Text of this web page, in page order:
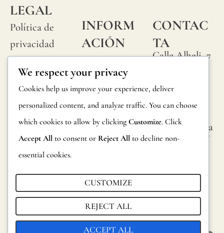
LEGAL
Política de
privacidad
Política de
cookies
Condiciones
generales
Aviso legal
INFORM
ACIÓN
Preguntas
frecuentes
Información
productos
Catalogo para
distribuidores
Sostenibilidad
CONTAC
TA
Calle Alheli, 7
de la Victoria
Málaga,
España
hola@jamesma
lonefabrics.co
m
Fabrics,
2021
We respect your privacy
Cookies help us improve your experience, deliver
personalized content, and analyze traffic. You can choose
which cookies to allow by clicking Customize. Click
Accept All to consent or Reject All to decline non-
essential cookies.
CUSTOMIZE
REJECT ALL
ACCEPT ALL